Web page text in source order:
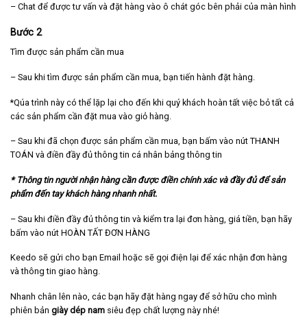
– Chat để được tư vấn và đặt hàng vào ô chát góc bên phải của màn hình
Bước 2
Tìm được sản phẩm cần mua
– Sau khi tìm được sản phẩm cần mua, bạn tiến hành đặt hàng.
*Qúa trình này có thể lặp lại cho đến khi quý khách hoàn tất việc bỏ tất cả
các sản phẩm cần đặt mua vào giỏ hàng.
– Sau khi đã chọn được sản phẩm cần mua, bạn bấm vào nút THANH
TOÁN và điền đầy đủ thông tin cá nhân bảng thông tin
* Thông tin người nhận hàng cần được điền chính xác và đầy đủ để sản
phẩm đến tay khách hàng nhanh nhất.
– Sau khi điền đầy đủ thông tin và kiểm tra lại đơn hàng, giá tiền, bạn hãy
bấm vào nút HOÀN TẤT ĐƠN HÀNG
Keedo sẽ gửi cho bạn Email hoặc sẽ gọi điện lại để xác nhận đơn hàng
và thông tin giao hàng.
Nhanh chân lên nào, các bạn hãy đặt hàng ngay để sở hữu cho mình
phiên bản giày dép nam siêu đẹp chất lượng này nhé!